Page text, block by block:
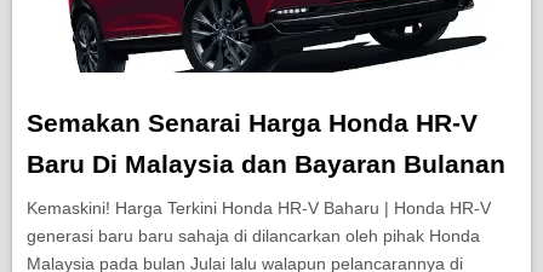
Semakan Senarai Harga Honda HR-V
Baru Di Malaysia dan Bayaran Bulanan
Kemaskini! Harga Terkini Honda HR-V Baharu | Honda HR-V
generasi baru baru sahaja di dilancarkan oleh pihak Honda
Malaysia pada bulan Julai lalu walapun pelancarannya di